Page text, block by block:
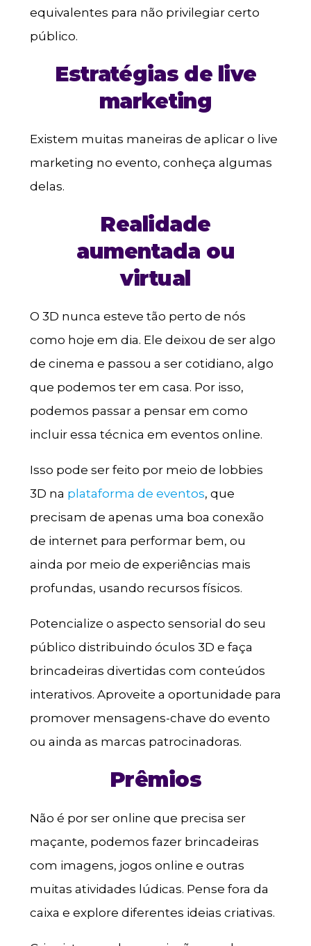
equivalentes para não privilegiar certo
público.
Estratégias de live
marketing
Existem muitas maneiras de aplicar o live
marketing no evento, conheça algumas
delas.
Realidade
aumentada ou
virtual
O 3D nunca esteve tão perto de nós
como hoje em dia. Ele deixou de ser algo
de cinema e passou a ser cotidiano, algo
que podemos ter em casa. Por isso,
podemos passar a pensar em como
incluir essa técnica em eventos online.
Isso pode ser feito por meio de lobbies
3D na plataforma de eventos, que
precisam de apenas uma boa conexão
de internet para performar bem, ou
ainda por meio de experiências mais
profundas, usando recursos físicos.
Potencialize o aspecto sensorial do seu
público distribuindo óculos 3D e faça
brincadeiras divertidas com conteúdos
interativos. Aproveite a oportunidade para
promover mensagens-chave do evento
ou ainda as marcas patrocinadoras.
Prêmios
Não é por ser online que precisa ser
maçante, podemos fazer brincadeiras
com imagens, jogos online e outras
muitas atividades lúdicas. Pense fora da
caixa e explore diferentes ideias criativas.